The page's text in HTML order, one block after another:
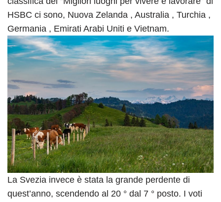
HSBC ci sono, Nuova Zelanda , Australia , Turchia ,
Germania , Emirati Arabi Uniti e Vietnam.
La Svezia invece è stata la grande perdente di
quest’anno, scendendo al 20 ° dal 7 ° posto. I voti